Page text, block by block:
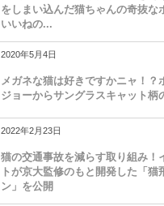
をしまい込んだ猫ちゃんの奇抜な
いいねの...
2020年5月4日
メガネな猫は好きですかニャ！？
ジョーからサングラスキャット柄
2022年2月23日
猫の交通事故を減らす取り組み！
トが京大監修のもと開発した「猫
ン」を公開